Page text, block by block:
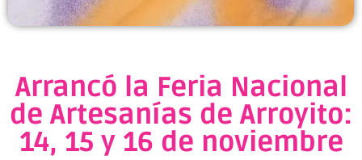
Arrancó la Feria Nacional
de Artesanías de Arroyito:
14, 15 y 16 de noviembre